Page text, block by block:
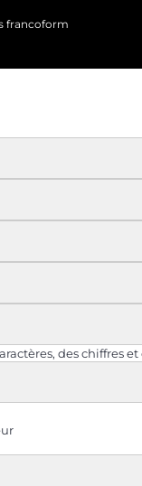
francoform
des chiffres